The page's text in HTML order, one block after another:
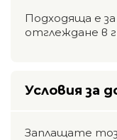
Подходяща е
отглеждане в
Условия за
Заплащате